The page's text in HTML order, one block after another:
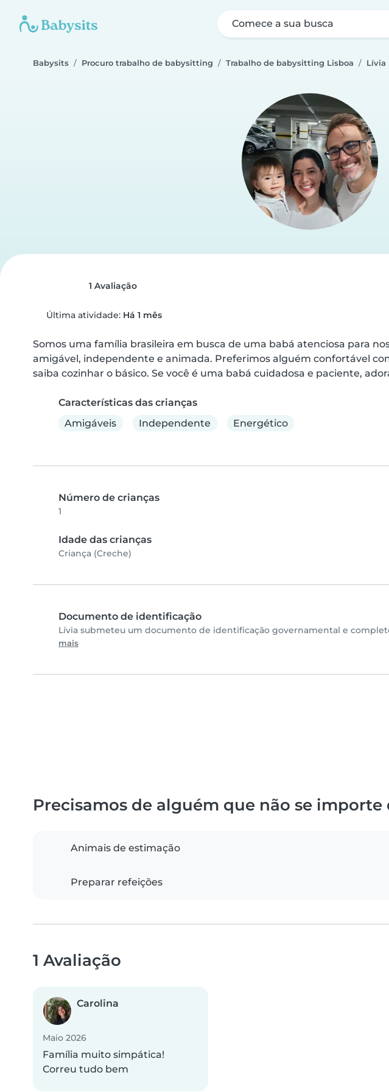
Comece a sua busca
Babysits Procuro trabalho de babysitting Trabalho de babysitting Lisboa Lívia
1 Avaliação
Última atividade: Há 1 mês
Somos uma família brasileira em busca de uma babá atenciosa para
amigável, independente e animada. Preferimos alguém confortável
saiba cozinhar o básico. Se você é uma babá cuidadosa e paciente,
Características das crianças
Amigáveis
Independente Energético
Número de crianças
1
Idade das crianças
Criança (Creche)
Documento de identificação
Lívia submeteu um documento de identificação governamental e
mais
Precisamos de alguém que não se importe
Animais de estimação
Preparar refeições
1 Avaliação
Carolina
Maio 2026
Família muito simpática!
Correu tudo bem